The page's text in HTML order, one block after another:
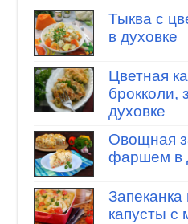
Тыква с
в духовке
Цветная
брокколи,
духовке
Овощная
фаршем в
Запеканка
капусты с